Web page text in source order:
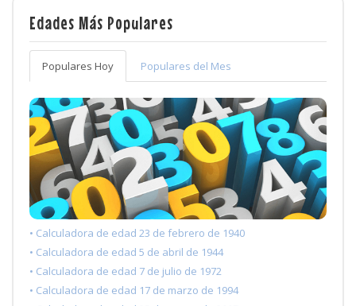
Edades Más Populares
Populares Hoy Populares del Mes
• Calculadora de edad 23 de febrero de 1940
• Calculadora de edad 5 de abril de 1944
• Calculadora de edad 7 de julio de 1972
• Calculadora de edad 17 de marzo de 1994